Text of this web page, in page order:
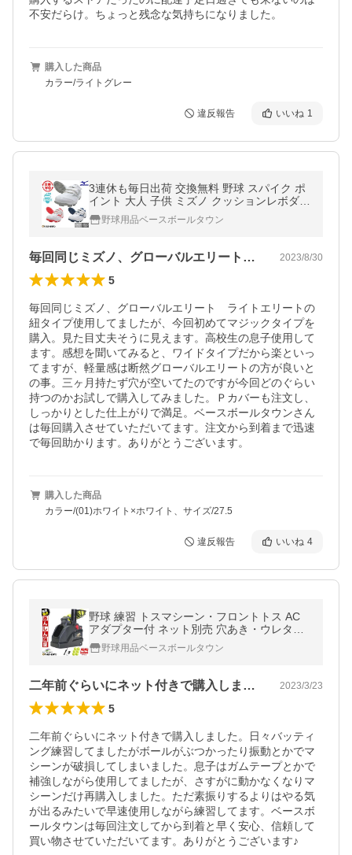
不安だらけ。ちょっと残念な気持ちになりました。
購入した商品
カラー/ライトグレー
違反報告 いいね 1
3連休も毎日出荷 交換無料 野球 スパイク ポ
イント 大人 子供 ミズノ クッションレボダイ
ア 3E相当 ワイド マジックテープ 11GP2526
Pカバー(P革)加工可
野球用品ベースボールタウン
毎回同じミズノ、グローバルエリートライ… 2023/8/30
5
毎回同じミズノ、グローバルエリート　ライトエリートの
紐タイプ使用してましたが、今回初めてマジックタイプを
購入。見た目丈夫そうに見えます。高校生の息子使用して
ます。感想を聞いてみると、ワイドタイプだから楽といっ
てますが、軽量感は断然グローバルエリートの方が良いと
の事。三ヶ月持たず穴が空いてたのですが今回どのぐらい
持つのかお試しで購入してみました。Ｐカバーも注文し、
しっかりとした仕上がりで満足。ベースボールタウンさん
は毎回購入させていただいてます。注文から到着まで迅速
で毎回助かります。ありがとうございます。
購入した商品
カラー/(01)ホワイト×ホワイト、サイズ/27.5
違反報告 いいね 4
野球 練習 トスマシーン・フロントトス AC
アダプター付 ネット別売 穴あき・ウレタン
ハードボール対応 穴あきボール6個入り 6ヶ
月保証付 6/9発送予定 予約販売
野球用品ベースボールタウン
二年前ぐらいにネット付きで購入しました… 2023/3/23
5
二年前ぐらいにネット付きで購入しました。日々バッティ
ング練習してましたがボールがぶつかったり振動とかでマ
シーンが破損してしまいました。息子はガムテープとかで
補強しながら使用してましたが、さすがに動かなくなりマ
シーンだけ再購入しました。ただ素振りするよりはやる気
が出るみたいで早速使用しながら練習してます。ベースボ
ールタウンは毎回注文してから到着と早く安心、信頼して
買い物させていただいてます。ありがとうございます♪